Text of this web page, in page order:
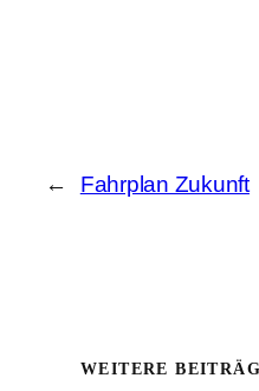
← Fahrplan Zukunft
WEITERE